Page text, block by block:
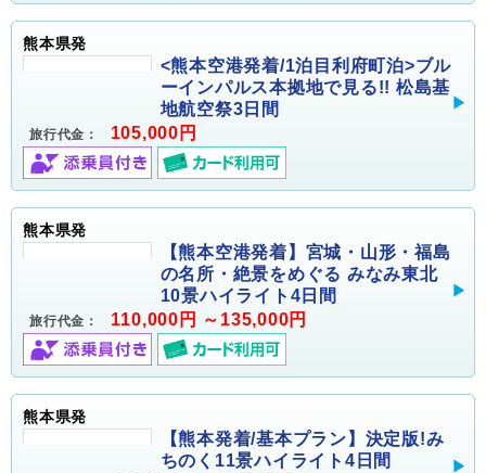
熊本県発
<熊本空港発着/1泊目利府町泊>ブル
ーインパルス本拠地で見る!! 松島基
地航空祭3日間
旅行代金： 105,000円
熊本県発
【熊本空港発着】宮城・山形・福島
の名所・絶景をめぐる みなみ東北
10景ハイライト4日間
旅行代金： 110,000円 ～135,000円
熊本県発
【熊本発着/基本プラン】決定版!み
ちのく11景ハイライト4日間